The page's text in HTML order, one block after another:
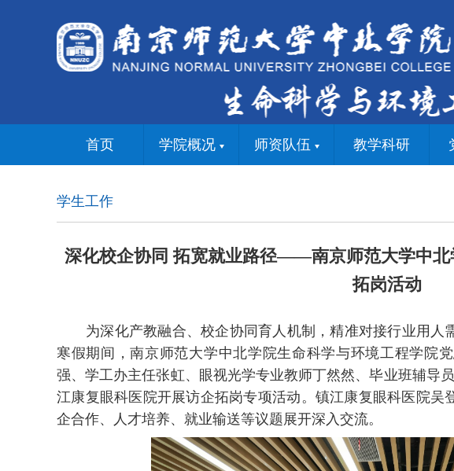
首页 学院概况 师资队伍 教学科研
学生工作
深化校企协同 拓宽就业路径——南京师范大学中北
拓岗活动
为深化产教融合、校企协同育人机制，精准对接行业用人
寒假期间，南京师范大学中北学院生命科学与环境工程学院
强、学工办主任张虹、眼视光学专业教师丁然然、毕业班辅导
江康复眼科医院开展访企拓岗专项活动。镇江康复眼科医院吴
企合作、人才培养、就业输送等议题展开深入交流。